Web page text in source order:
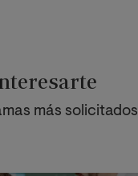
más solicitados